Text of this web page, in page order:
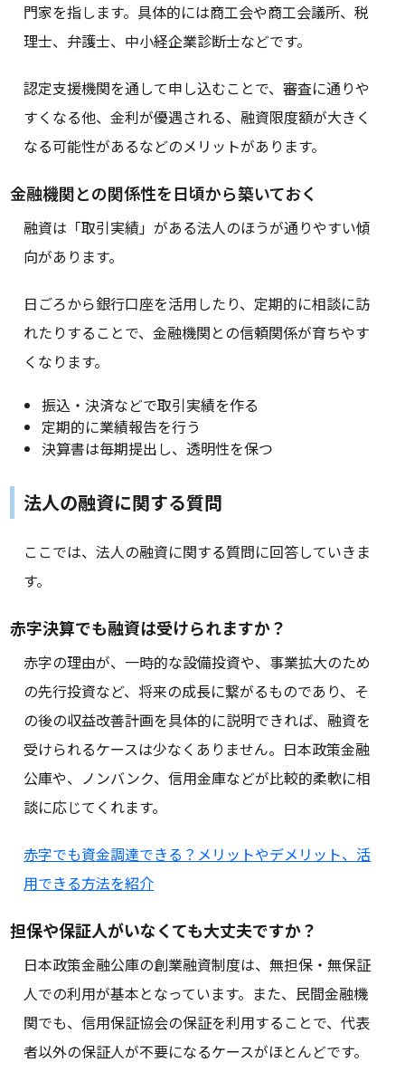
門家を指します。具体的には商工会や商工会議所、税
理士、弁護士、中小経企業診断士などです。
認定支援機関を通して申し込むことで、審査に通りや
すくなる他、金利が優遇される、融資限度額が大きく
なる可能性があるなどのメリットがあります。
金融機関との関係性を日頃から築いておく
融資は「取引実績」がある法人のほうが通りやすい傾
向があります。
日ごろから銀行口座を活用したり、定期的に相談に訪
れたりすることで、金融機関との信頼関係が育ちやす
くなります。
振込・決済などで取引実績を作る
定期的に業績報告を行う
決算書は毎期提出し、透明性を保つ
法人の融資に関する質問
ここでは、法人の融資に関する質問に回答していきま
す。
赤字決算でも融資は受けられますか？
赤字の理由が、一時的な設備投資や、事業拡大のため
の先行投資など、将来の成長に繋がるものであり、そ
の後の収益改善計画を具体的に説明できれば、融資を
受けられるケースは少なくありません。日本政策金融
公庫や、ノンバンク、信用金庫などが比較的柔軟に相
談に応じてくれます。
赤字でも資金調達できる？メリットやデメリット、活
用できる方法を紹介
担保や保証人がいなくても大丈夫ですか？
日本政策金融公庫の創業融資制度は、無担保・無保証
人での利用が基本となっています。また、民間金融機
関でも、信用保証協会の保証を利用することで、代表
者以外の保証人が不要になるケースがほとんどです。